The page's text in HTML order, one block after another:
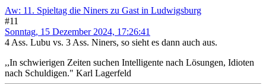
Aw: 11. Spieltag die Niners zu Gast in Ludwigsburg
#11
Sonntag, 15 Dezember 2024, 17:26:41
4 Ass. Lubu vs. 3 Ass. Niners, so sieht es dann auch aus.
,,In schwierigen Zeiten suchen Intelligente nach Lösungen, Idioten
nach Schuldigen." Karl Lagerfeld